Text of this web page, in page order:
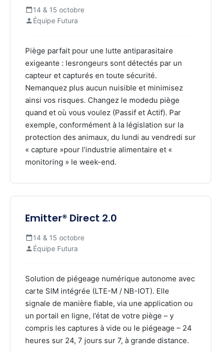
14 & 15 octobre
Équipe Futura
Piège parfait pour une lutte antiparasitaire
exigeante : lesrongeurs sont détectés par un
capteur et capturés en toute sécurité.
Nemanquez plus aucun nuisible et minimisez
ainsi vos risques. Changez le modedu piège
quand et où vous voulez (Passif et Actif). Par
exemple, conformément à la législation sur la
protection des animaux, du lundi au vendredi sur
« capture »pour l’industrie alimentaire et «
monitoring » le week-end.
Emitter® Direct 2.0
14 & 15 octobre
Équipe Futura
Solution de piégeage numérique autonome avec
carte SIM intégrée (LTE-M / NB-IOT). Elle
signale de manière fiable, via une application ou
un portail en ligne, l’état de votre piège – y
compris les captures à vide ou le piégeage – 24
heures sur 24, 7 jours sur 7, à grande distance.